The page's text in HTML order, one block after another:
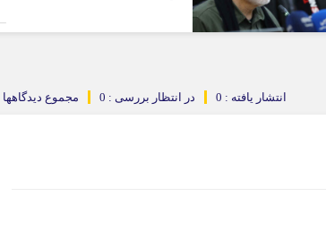
مجموع دیدگاهها در انتظار بررسی : 0 انتشار یافته : 0